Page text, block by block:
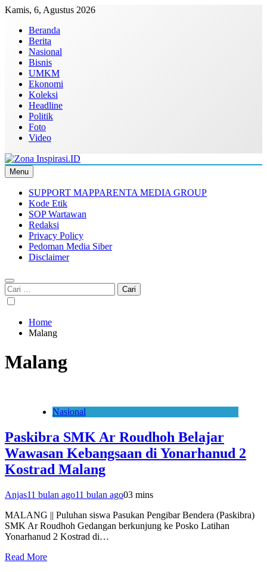
Skip
content
Kamis, 6, Agustus 2026
Beranda
Berita
Nasional
Bisnis
UMKM
Ekonomi
Koleksi
Headline
Politik
Foto
Video
Zona Inspirasi.ID
Bersama Membangun Semangat Baru
Menu
SUPPORT MAPPARENTA MEDIA GROUP
Kode Etik
SOP Wartawan
Redaksi
Privacy Policy
Pedoman Media Siber
Disclaimer
Cari
untuk:
Home
Malang
Malang
Nasional
Paskibra SMK Ar Roudhoh Belajar
Wawasan Kebangsaan di Yonarhanud 2
Kostrad Malang
Anjas11 bulan ago11 bulan ago03 mins
MALANG || Puluhan siswa Pasukan Pengibar Bendera (Paskibra)
SMK Ar Roudhoh Gedangan berkunjung ke Posko Latihan
Yonarhanud 2 Kostrad di…
Read More